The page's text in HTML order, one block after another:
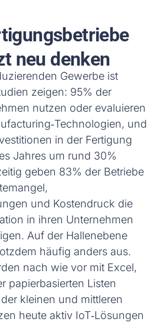
neu denken
Gewerbe ist
zeigen: 95% der
nutzen oder evaluieren
und
in der Fertigung
Jahres um rund 30%
geben 83% der Betriebe
und Kostendruck die
in ihren Unternehmen
Auf der Hallenebene
häufig anders aus.
nach wie vor mit Excel,
papierbasierten Listen
kleinen und mittleren
heute aktiv IoT‑Lösungen